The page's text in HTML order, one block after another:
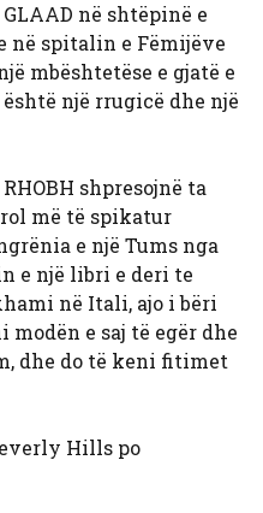
në shtëpinë e
në spitalin e Fëmijëve
mbështetëse e gjatë e
një rrugicë dhe një
shpresojnë ta
më të spikatur
e një Tums nga
e një libri e deri te
në Itali, ajo i bëri
e saj të egër dhe
dhe do të keni fitimet
Hills po